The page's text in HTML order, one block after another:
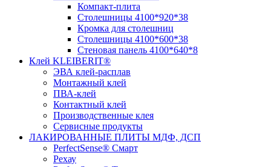
Компакт-плита
Столешницы 4100*920*38
Кромка для столешниц
Столешницы 4100*600*38
Стеновая панель 4100*640*8
Клей KLEIBERIT®
ЭВА клей-расплав
Монтажный клей
ПВА-клей
Контактный клей
Производственные клея
Сервисные продукты
ЛАКИРОВАННЫЕ ПЛИТЫ МДФ, ДСП
PerfectSense® Смарт
Рехау